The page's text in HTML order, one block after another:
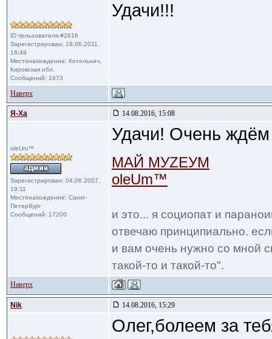
ID пользователя #2616
Зарегистрирован: 19.06.2011,
16:49
Местонахождение: Котельнич,
Кировская обл.
Сообщений: 1673
Удачи!!!
Наверх
Я-Ха 14.08.2016, 15:08
oleUm™
Зарегистрирован: 04.06.2007,
19:11
Местонахождение: Санкт-
Петербург
Сообщений: 17200
Удачи! Очень ждём
МАЙ МУZЕУМ
oleUm™
и это... я социопат и
отвечаю принципиально.
и вам очень нужно со мной
такой-то и такой-то".
Наверх
Nik 14.08.2016, 15:29
Олег,болеем за